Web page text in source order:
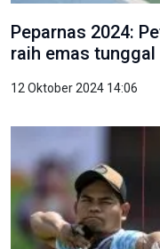
Peparnas 2024:
raih emas
12 Oktober 2024 14:06